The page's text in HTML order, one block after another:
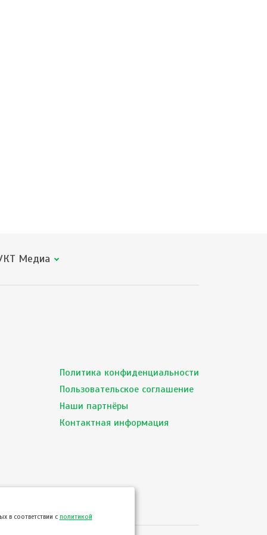
Медиа
Политика конфиденциальности
Пользовательское соглашение
Наши партнёры
Контактная информация
в соответствии с политикой